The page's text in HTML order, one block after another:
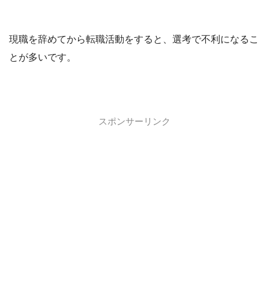
現職を辞めてから転職活動をすると、選考で不利になるこ
とが多いです。
スポンサーリンク